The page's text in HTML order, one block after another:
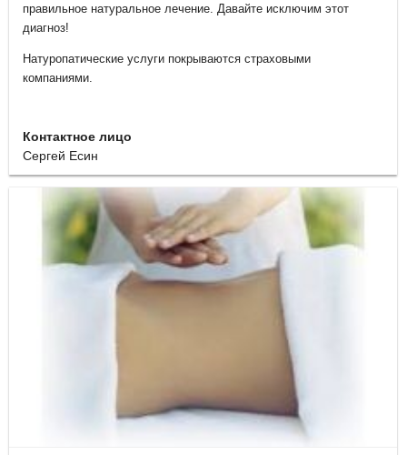
правильное натуральное лечение. Давайте исключим этот
диагноз!
Натуропатические услуги покрываются страховыми
компаниями.
Контактное лицо
Сергей Есин